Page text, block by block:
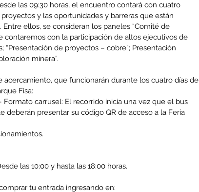
NCNoticiaOpinion
las 09:30 horas, el encuentro contará con cuatro
y las oportunidades y barreras que están
ellos, se consideran los paneles “Comité de
contaremos con la participación de altos ejecutivos de
de proyectos – cobre”; Presentación
minera”.
acercamiento, que funcionarán durante los cuatro días de
Fisa:
Formato carrusel: El recorrido inicia una vez que el bus
deberán presentar su código QR de acceso a la Feria
las 10:00 y hasta las 18:00 horas.
tu entrada ingresando en: